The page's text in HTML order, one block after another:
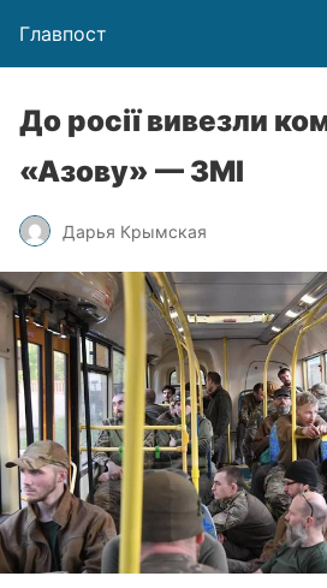
Главпост
До росії вивезли
«Азову» — ЗМІ
Дарья Крымская